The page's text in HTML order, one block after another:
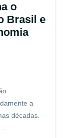
o
Brasil e
a
décadas.